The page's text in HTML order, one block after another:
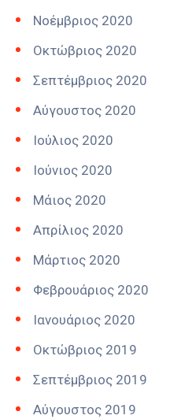
Νοέμβριος 2020
Οκτώβριος 2020
Σεπτέμβριος 2020
Αύγουστος 2020
Ιούλιος 2020
Ιούνιος 2020
Μάιος 2020
Απρίλιος 2020
Μάρτιος 2020
Φεβρουάριος 2020
Ιανουάριος 2020
Οκτώβριος 2019
Σεπτέμβριος 2019
Αύγουστος 2019